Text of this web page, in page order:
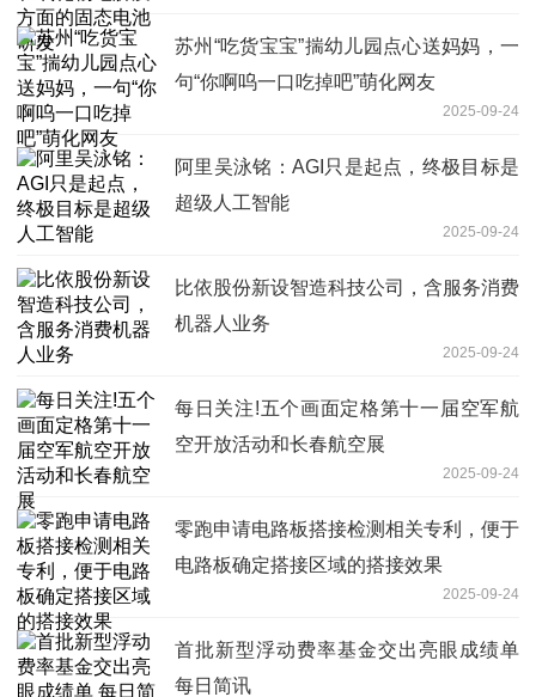
苏州“吃货宝宝”揣幼儿园点心送妈妈，一
句“你啊呜一口吃掉吧”萌化网友
2025-09-24
阿里吴泳铭：AGI只是起点，终极目标是
超级人工智能
2025-09-24
比依股份新设智造科技公司，含服务消费
机器人业务
2025-09-24
每日关注!五个画面定格第十一届空军航
空开放活动和长春航空展
2025-09-24
零跑申请电路板搭接检测相关专利，便于
电路板确定搭接区域的搭接效果
2025-09-24
首批新型浮动费率基金交出亮眼成绩单
每日简讯